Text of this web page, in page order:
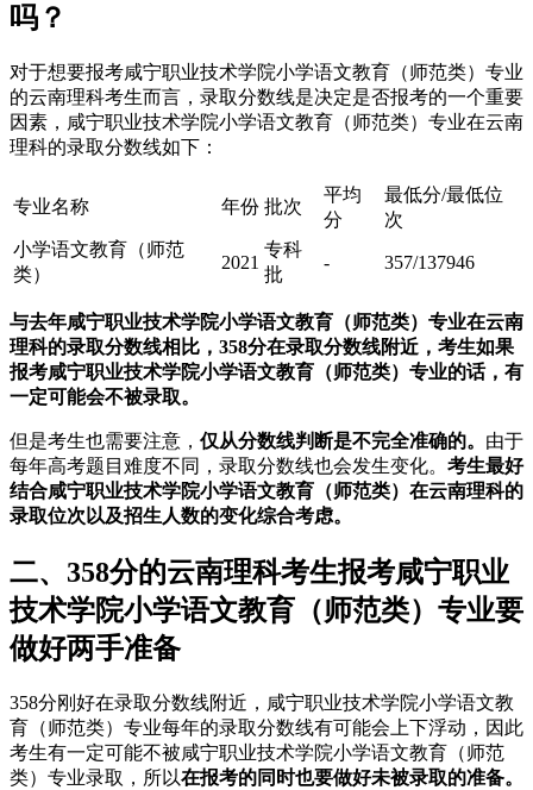
吗？
对于想要报考咸宁职业技术学院小学语文教育（师范类）专业
的云南理科考生而言，录取分数线是决定是否报考的一个重要
因素，咸宁职业技术学院小学语文教育（师范类）专业在云南
理科的录取分数线如下：
专业名称 年份 批次
平均
分
最低分/最低位
次
小学语文教育（师范
类）
2021
专科
批
- 357/137946
与去年咸宁职业技术学院小学语文教育（师范类）专业在云南
理科的录取分数线相比，358分在录取分数线附近，考生如果
报考咸宁职业技术学院小学语文教育（师范类）专业的话，有
一定可能会不被录取。
但是考生也需要注意， 仅从分数线判断是不完全准确的。 由于
每年高考题目难度不同，录取分数线也会发生变化。 考生最好
结合咸宁职业技术学院小学语文教育（师范类）在云南理科的
录取位次以及招生人数的变化综合考虑。
二、358分的云南理科考生报考咸宁职业
技术学院小学语文教育（师范类）专业要
做好两手准备
358分刚好在录取分数线附近，咸宁职业技术学院小学语文教
育（师范类）专业每年的录取分数线有可能会上下浮动，因此
考生有一定可能不被咸宁职业技术学院小学语文教育（师范
类）专业录取，所以在报考的同时也要做好未被录取的准备。